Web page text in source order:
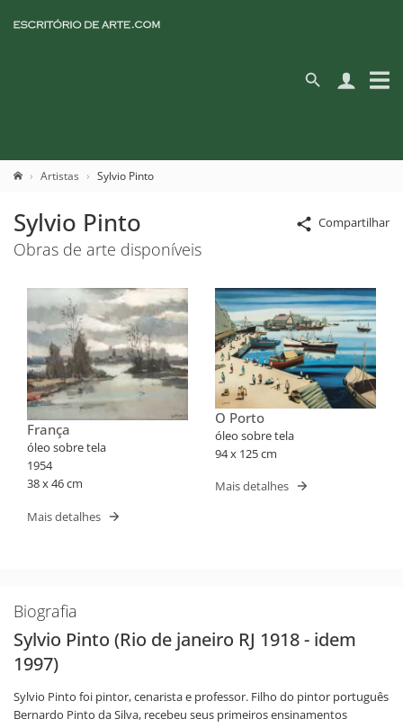
Artistas Sylvio Pinto
Compartilhar
Sylvio Pinto
Obras de arte disponíveis
França
óleo sobre tela
1954
38 x 46 cm
Mais detalhes
O Porto
óleo sobre tela
94 x 125 cm
Mais detalhes
Biografia
Sylvio Pinto (Rio de janeiro RJ 1918 - idem
1997)
Sylvio Pinto foi pintor, cenarista e professor. Filho do pintor português
Bernardo Pinto da Silva, recebeu seus primeiros ensinamentos